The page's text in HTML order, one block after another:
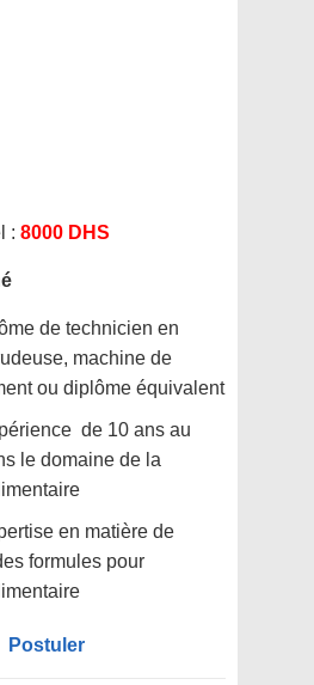
: 8000 DHS
de technicien en
machine de
ou diplôme équivalent
de 10 ans au
le domaine de la
en matière de
formules pour
Postuler